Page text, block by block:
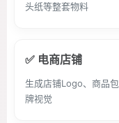
头纸等整套物料
✅ 电商店铺
生成店铺Logo、商品
牌视觉